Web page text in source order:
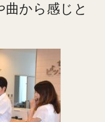
から感じと